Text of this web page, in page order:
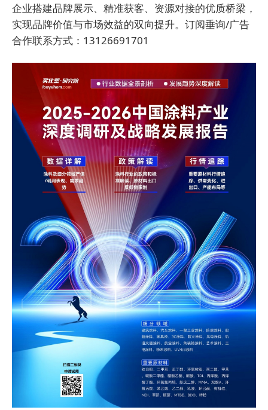
企业搭建品牌展示、精准获客、资源对接的优质桥梁，
实现品牌价值与市场效益的双向提升。订阅垂询/广告
合作联系方式：13126691701